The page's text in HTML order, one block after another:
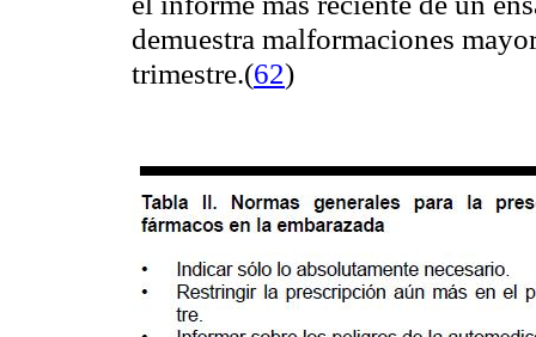
demuestra malformaciones
trimestre.(62)